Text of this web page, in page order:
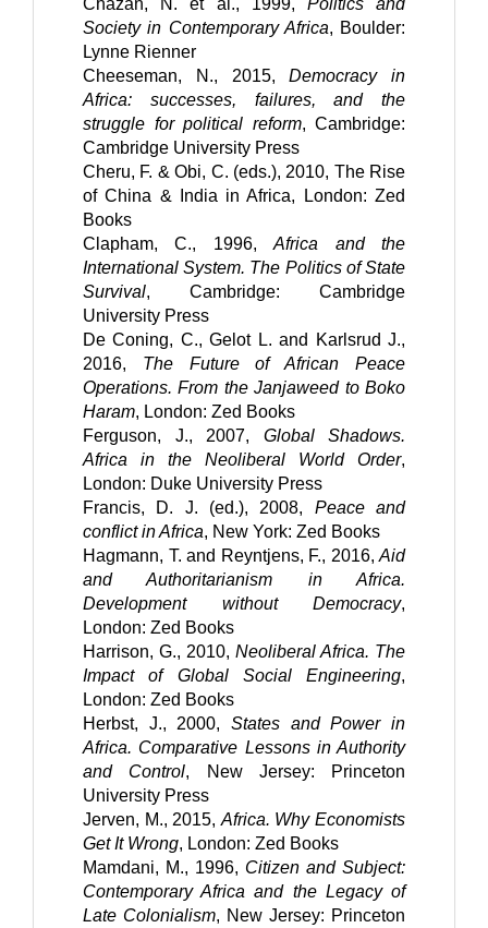
Chazan, N. et al., 1999, Politics and
Society in Contemporary Africa, Boulder:
Lynne Rienner
Cheeseman, N., 2015, Democracy in
Africa: successes, failures, and the
struggle for political reform, Cambridge:
Cambridge University Press
Cheru, F. & Obi, C. (eds.), 2010, The Rise
of China & India in Africa, London: Zed
Books
Clapham, C., 1996, Africa and the
International System. The Politics of State
Survival, Cambridge: Cambridge
University Press
De Coning, C., Gelot L. and Karlsrud J.,
2016, The Future of African Peace
Operations. From the Janjaweed to Boko
Haram, London: Zed Books
Ferguson, J., 2007, Global Shadows.
Africa in the Neoliberal World Order,
London: Duke University Press
Francis, D. J. (ed.), 2008, Peace and
conflict in Africa, New York: Zed Books
Hagmann, T. and Reyntjens, F., 2016, Aid
and Authoritarianism in Africa.
Development without Democracy,
London: Zed Books
Harrison, G., 2010, Neoliberal Africa. The
Impact of Global Social Engineering,
London: Zed Books
Herbst, J., 2000, States and Power in
Africa. Comparative Lessons in Authority
and Control, New Jersey: Princeton
University Press
Jerven, M., 2015, Africa. Why Economists
Get It Wrong, London: Zed Books
Mamdani, M., 1996, Citizen and Subject:
Contemporary Africa and the Legacy of
Late Colonialism, New Jersey: Princeton